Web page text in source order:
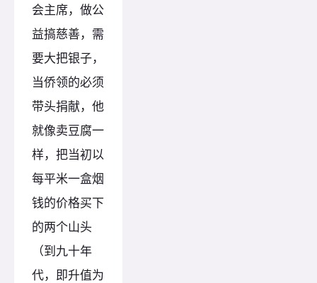
会主席，做公
益搞慈善，需
要大把银子，
当侨领的必须
带头捐献，他
就像卖豆腐一
样，把当初以
每平米一盒烟
钱的价格买下
的两个山头
（到九十年
代，即升值为